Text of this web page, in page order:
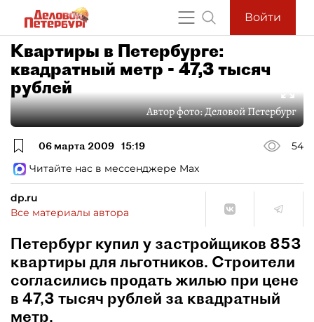
Войти
Квартиры в Петербурге:
квадратный метр - 47,3 тысяч
рублей
Автор фото:Деловой Петербург
06 марта 2009 15:19
54
Читайте нас в мессенджере Max
dp.ru
Все материалы автора
Петербург купил у застройщиков 853
квартиры для льготников. Строители
согласились продать жилью при цене
в 47,3 тысяч рублей за квадратный
метр.